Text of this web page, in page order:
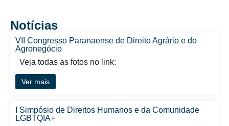
Notícias
VII Congresso Paranaense de Direito Agrário e do
Agronegócio
Veja todas as fotos no link:
Ver mais
I Simpósio de Direitos Humanos e da Comunidade
LGBTQIA+